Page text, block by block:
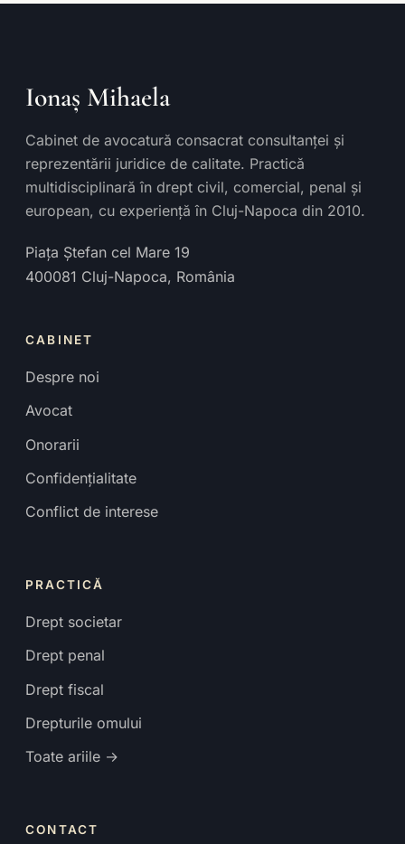
Ionaș Mihaela
Cabinet de avocatură consacrat consultanței și
reprezentării juridice de calitate. Practică
multidisciplinară în drept civil, comercial, penal și
european, cu experiență în Cluj-Napoca din 2010.
Piața Ștefan cel Mare 19
400081 Cluj-Napoca, România
CABINET
Despre noi
Avocat
Onorarii
Confidențialitate
Conflict de interese
PRACTICĂ
Drept societar
Drept penal
Drept fiscal
Drepturile omului
Toate ariile →
CONTACT